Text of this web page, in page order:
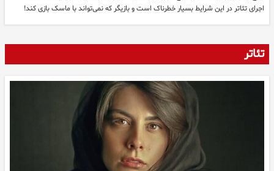
اجرای تئاتر در این شرایط بسیار خطرناک است و بازیگر که نمی‌تواند با ماسک بازی کند!
تئاتر